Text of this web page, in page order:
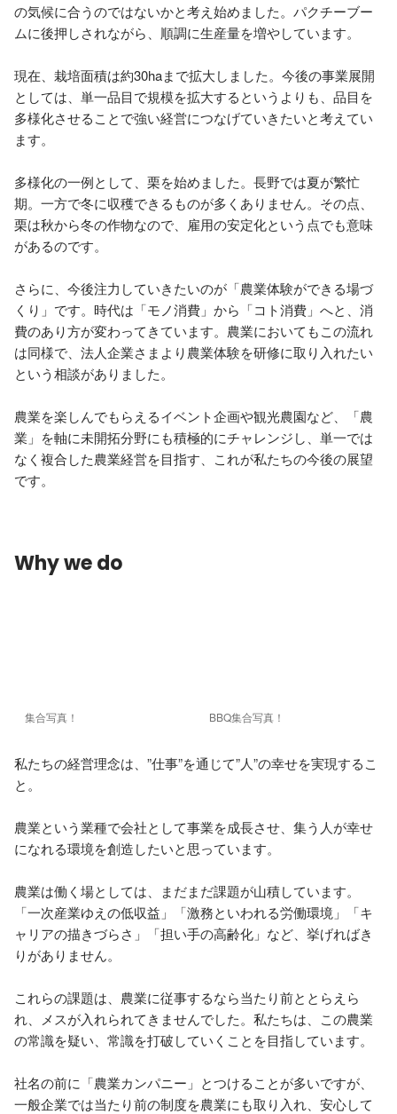
の気候に合うのではないかと考え始めました。パクチーブー
ムに後押しされながら、順調に生産量を増やしています。
現在、栽培面積は約30haまで拡大しました。今後の事業展開
としては、単一品目で規模を拡大するというよりも、品目を
多様化させることで強い経営につなげていきたいと考えてい
ます。
多様化の一例として、栗を始めました。長野では夏が繁忙
期。一方で冬に収穫できるものが多くありません。その点、
栗は秋から冬の作物なので、雇用の安定化という点でも意味
があるのです。
さらに、今後注力していきたいのが「農業体験ができる場づ
くり」です。時代は「モノ消費」から「コト消費」へと、消
費のあり方が変わってきています。農業においてもこの流れ
は同様で、法人企業さまより農業体験を研修に取り入れたい
という相談がありました。
農業を楽しんでもらえるイベント企画や観光農園など、「農
業」を軸に未開拓分野にも積極的にチャレンジし、単一では
なく複合した農業経営を目指す、これが私たちの今後の展望
です。
Why we do
集合写真！ BBQ集合写真！
私たちの経営理念は、”仕事”を通じて”人”の幸せを実現するこ
と。
農業という業種で会社として事業を成長させ、集う人が幸せ
になれる環境を創造したいと思っています。
農業は働く場としては、まだまだ課題が山積しています。
「一次産業ゆえの低収益」「激務といわれる労働環境」「キ
ャリアの描きづらさ」「担い手の高齢化」など、挙げればき
りがありません。
これらの課題は、農業に従事するなら当たり前ととらえら
れ、メスが入れられてきませんでした。私たちは、この農業
の常識を疑い、常識を打破していくことを目指しています。
社名の前に「農業カンパニー」とつけることが多いですが、
一般企業では当たり前の制度を農業にも取り入れ、安心して